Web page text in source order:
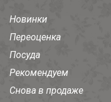
Новинки
Переоценка
Посуда
Рекомендуем
Снова в продаже